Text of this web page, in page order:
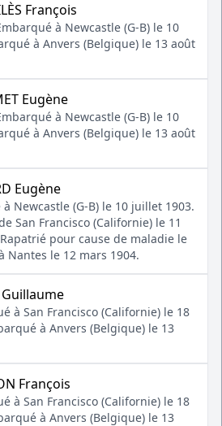
François
à Newcastle (G-B) le 10
à Anvers (Belgique) le 13 août
Eugène
à Newcastle (G-B) le 10
à Anvers (Belgique) le 13 août
Eugène
Newcastle (G-B) le 10 juillet 1903.
San Francisco (Californie) le 11
pour cause de maladie le
Nantes le 12 mars 1904.
Guillaume
à San Francisco (Californie) le 18
à Anvers (Belgique) le 13
François
à San Francisco (Californie) le 18
à Anvers (Belgique) le 13